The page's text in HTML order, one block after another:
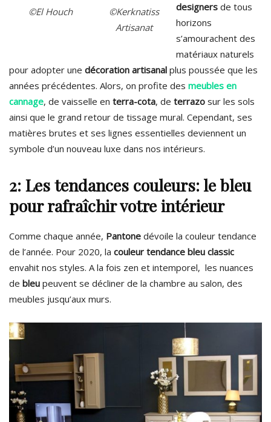
©El Houch
©Kerknatiss
Artisanat
designersde tous
horizons
s’amourachent des
matériaux naturels
pour adopter une décoration artisanal plus poussée que les
années précédentes. Alors, on profite des meubles en
cannage, de vaisselle en terra-cota, de terrazo sur les sols
ainsi que le grand retour de tissage mural. Cependant, ses
matières brutes et ses lignes essentielles deviennent un
symbole d’un nouveau luxe dans nos intérieurs.
2: Les tendances couleurs: le bleu
pour rafraîchir votre intérieur
Comme chaque année, Pantone dévoile la couleur tendance
de l’année. Pour 2020, la couleur tendance bleu classic
envahit nos styles. A la fois zen et intemporel, les nuances
de bleu peuvent se décliner de la chambre au salon, des
meubles jusqu’aux murs.